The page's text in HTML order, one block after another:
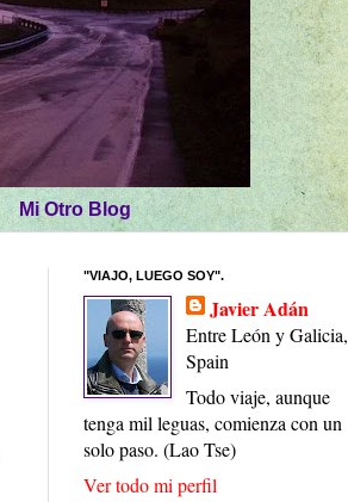
Mi Otro Blog
"VIAJO, LUEGO SOY".
Javier Adán
Entre León y Galicia,
Spain
Todo viaje, aunque
tenga mil leguas, comienza con un
solo paso. (Lao Tse)
Ver todo mi perfil